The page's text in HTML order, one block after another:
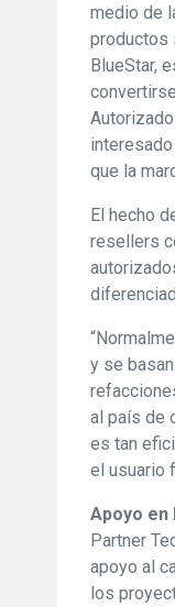
medio de
productos
BlueStar,
que la
El hecho
resellers
y se
al país de
es tan
el usuario
Apoyo
Partner
apoyo al
los